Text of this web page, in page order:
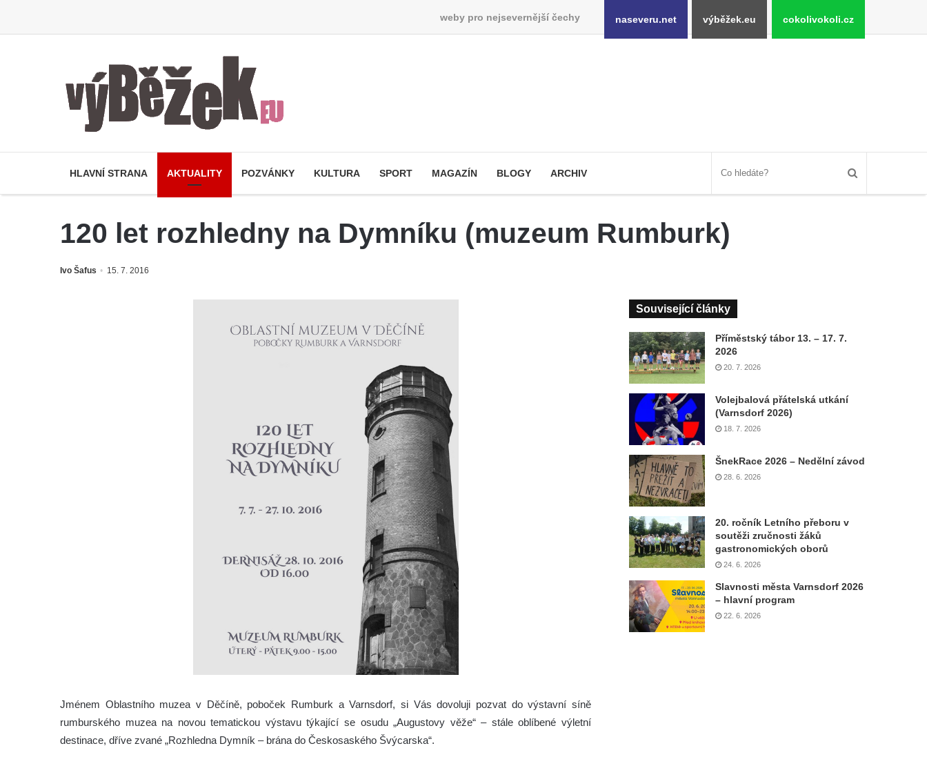
weby pro nejsevernější čechy naseveru.net výběžek.eu cokolivokoli.cz
HLAVNÍ STRANA AKTUALITY POZVÁNKY KULTURA SPORT MAGAZÍN BLOGY ARCHIV
120 let rozhledny na Dymníku (muzeum Rumburk)
Ivo Šafus 15. 7. 2016
Jménem Oblastního muzea v Děčíně, poboček Rumburk a Varnsdorf, si Vás dovoluji pozvat do výstavní síně
rumburského muzea na novou tematickou výstavu týkající se osudu „Augustovy věže“ – stále oblíbené výletní
destinace, dříve zvané „Rozhledna Dymník – brána do Českosaského Švýcarska“.
Související články
Příměstský tábor 13. – 17. 7.
2026
20. 7. 2026
Volejbalová přátelská utkání
(Varnsdorf 2026)
18. 7. 2026
ŠnekRace 2026 – Nedělní závod
28. 6. 2026
20. ročník Letního přeboru v
soutěži zručnosti žáků
gastronomických oborů
24. 6. 2026
Slavnosti města Varnsdorf 2026
– hlavní program
22. 6. 2026